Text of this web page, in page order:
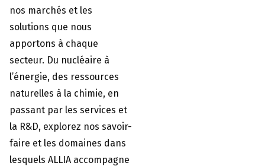
nos marchés et les
solutions que nous
apportons à chaque
secteur. Du nucléaire à
l’énergie, des ressources
naturelles à la chimie, en
passant par les services et
la R&D, explorez nos savoir-
faire et les domaines dans
lesquels ALLIA accompagne